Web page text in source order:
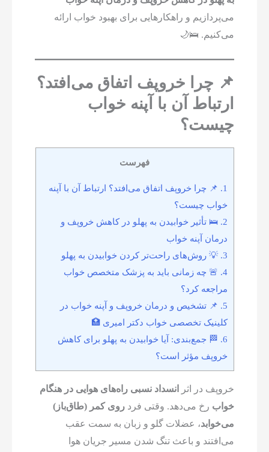
می‌پردازیم و راهکارهایی برای بهبود خواب ارائه
می‌کنیم. 🛌🌙
📌 چرا خروپف اتفاق می‌افتد؟
ارتباط آن با آپنه خواب
چیست؟
فهرست
1. 📌 چرا خروپف اتفاق می‌افتد؟ ارتباط آن با آپنه
خواب چیست؟
2. 🛌 تأثیر خوابیدن به پهلو در کاهش خروپف و
درمان آپنه خواب
3. 💡 روش‌های راحت‌تر کردن خوابیدن به پهلو
4. 🚨 چه زمانی باید به پزشک متخصص خواب
مراجعه کرد؟
5. 📌 تشخیص و درمان خروپف و آپنه خواب در
کلینیک تخصصی خواب دکتر امیری 🏥
6. 🏁 جمع‌بندی: آیا خوابیدن به پهلو برای کاهش
خروپف مؤثر است؟
خروپف در اثر
انسداد نسبی راه‌های هوایی در هنگام
خواب رخ می‌دهد. وقتی فردروی کمر (طاق‌باز)
می‌خوابد، عضلات گلو و زبان به سمت عقب
می‌افتند و باعث تنگ شدن مسیر جریان هوا